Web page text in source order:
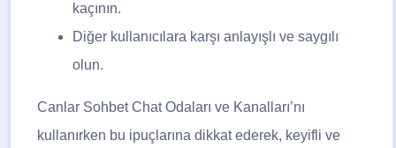
kaçının.
Diğer kullanıcılara karşı anlayışlı ve saygılı
olun.
Canlar Sohbet Chat Odaları ve Kanalları’nı
kullanırken bu ipuçlarına dikkat ederek, keyifli ve